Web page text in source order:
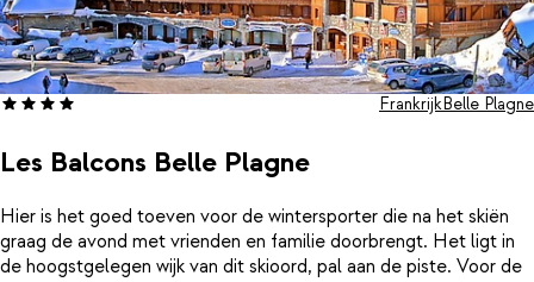
Les Balcons Belle Plagne
FrankrijkBelle Plagne
Hier is het goed toeven voor de wintersporter die na het skiën
graag de avond met vrienden en familie doorbrengt. Het ligt in
de hoogstgelegen wijk van dit skioord, pal aan de piste. Voor de